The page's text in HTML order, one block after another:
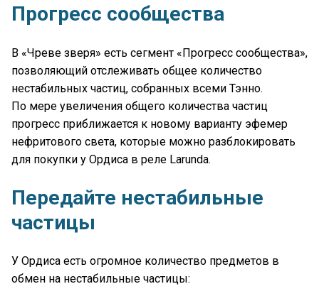
Прогресс сообщества
В «Чреве зверя» есть сегмент «Прогресс сообщества»,
позволяющий отслеживать общее количество
нестабильных частиц, собранных всеми Тэнно.
По мере увеличения общего количества частиц
прогресс приближается к новому варианту эфемер
нефритового света, которые можно разблокировать
для покупки у Ордиса в реле Larunda.
Передайте нестабильные
частицы
У Ордиса есть огромное количество предметов в
обмен на нестабильные частицы: